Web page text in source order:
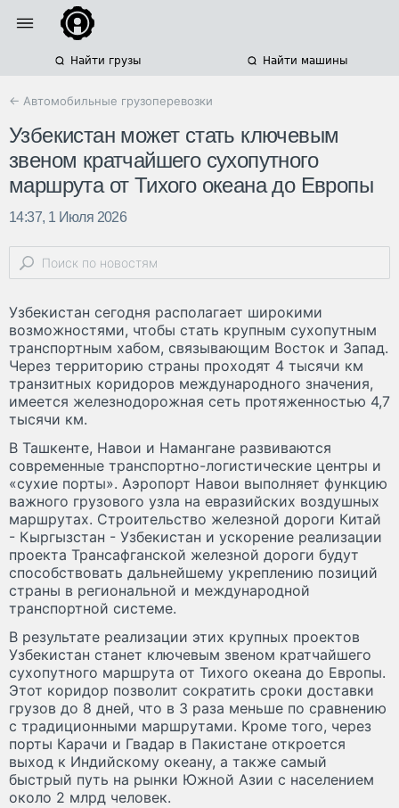
Найти грузы Найти машины
← Автомобильные грузоперевозки
Узбекистан может стать ключевым
звеном кратчайшего сухопутного
маршрута от Тихого океана до Европы
14:37, 1 Июля 2026
Узбекистан сегодня располагает широкими
возможностями, чтобы стать крупным сухопутным
транспортным хабом, связывающим Восток и Запад.
Через территорию страны проходят 4 тысячи км
транзитных коридоров международного значения,
имеется железнодорожная сеть протяженностью 4,7
тысячи км.
В Ташкенте, Навои и Намангане развиваются
современные транспортно-логистические центры и
«сухие порты». Аэропорт Навои выполняет функцию
важного грузового узла на евразийских воздушных
маршрутах. Строительство железной дороги Китай
- Кыргызстан - Узбекистан и ускорение реализации
проекта Трансафганской железной дороги будут
способствовать дальнейшему укреплению позиций
страны в региональной и международной
транспортной системе.
В результате реализации этих крупных проектов
Узбекистан станет ключевым звеном кратчайшего
сухопутного маршрута от Тихого океана до Европы.
Этот коридор позволит сократить сроки доставки
грузов до 8 дней, что в 3 раза меньше по сравнению
с традиционными маршрутами. Кроме того, через
порты Карачи и Гвадар в Пакистане откроется
выход к Индийскому океану, а также самый
быстрый путь на рынки Южной Азии с населением
около 2 млрд человек.